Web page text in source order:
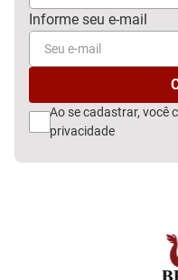
Ao se cadastrar, você
privacidade